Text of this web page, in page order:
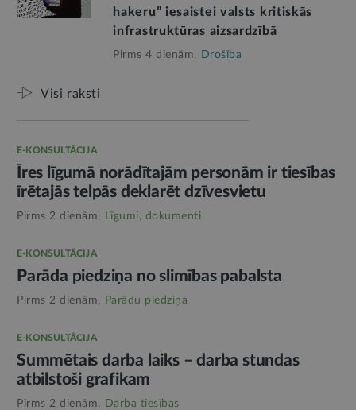
hakeru” iesaistei valsts kritiskās
infrastruktūras aizsardzībā
Pirms 4 dienām, Drošība
Visi raksti
E-KONSULTĀCIJA
Īres līgumā norādītajām personām ir tiesības
īrētajās telpās deklarēt dzīvesvietu
Pirms 2 dienām, Līgumi, dokumenti
E-KONSULTĀCIJA
Parāda piedziņa no slimības pabalsta
Pirms 2 dienām, Parādu piedziņa
E-KONSULTĀCIJA
Summētais darba laiks – darba stundas
atbilstoši grafikam
Pirms 2 dienām, Darba tiesības